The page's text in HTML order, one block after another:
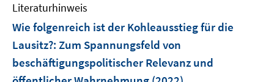
Literaturhinweis
Wie folgenreich ist der Kohleausstieg für die
Lausitz?: Zum Spannungsfeld von
beschäftigungspolitischer Relevanz und